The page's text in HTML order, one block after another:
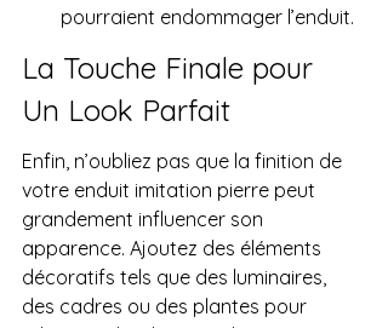
pourraient endommager l’enduit.
La Touche Finale pour
Un Look Parfait
Enfin, n’oubliez pas que la finition de
votre enduit imitation pierre peut
grandement influencer son
apparence. Ajoutez des éléments
décoratifs tels que des luminaires,
des cadres ou des plantes pour